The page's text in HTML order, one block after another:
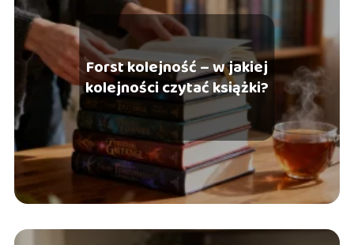
Forst kolejność – w jakiej
kolejności czytać książki?